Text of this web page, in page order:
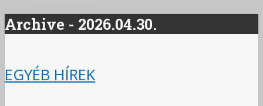
Archive - 2026.04.30.
EGYÉB HÍREK